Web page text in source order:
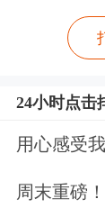
强的便
了第一
24小时点击
用心感受
周末重磅